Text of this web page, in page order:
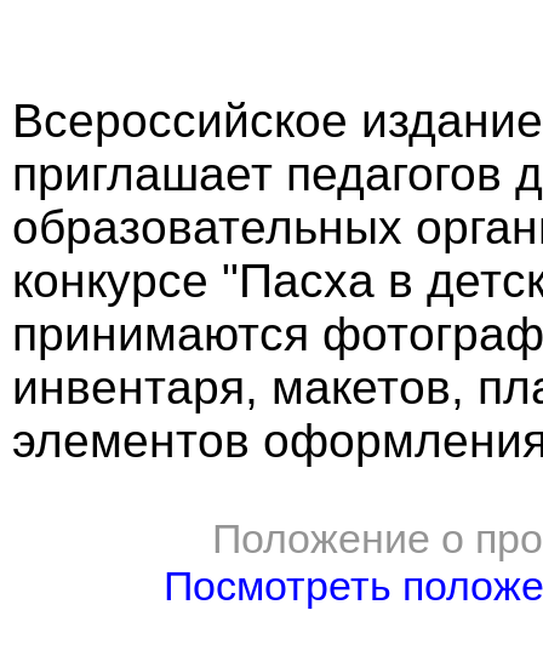
Всероссийское
приглашает педагогов
образовательных
конкурсе "Пасха в
принимаются
инвентаря, макетов,
элементов
Положение о
Посмотреть